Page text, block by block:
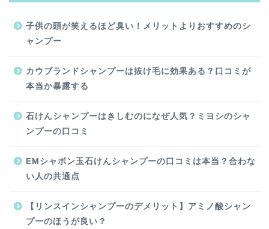
子供の頭が笑えるほど臭い！メリットよりおすすめのシ
ャンプー
カウブランドシャンプーは抜け毛に効果ある？口コミが
本当か暴露する
石けんシャンプーはきしむのになぜ人気？ミヨシのシャ
ンプーの口コミ
EMシャボン玉石けんシャンプーの口コミは本当？合わな
い人の共通点
【リンスインシャンプーのデメリット】アミノ酸シャン
プーのほうが良い？